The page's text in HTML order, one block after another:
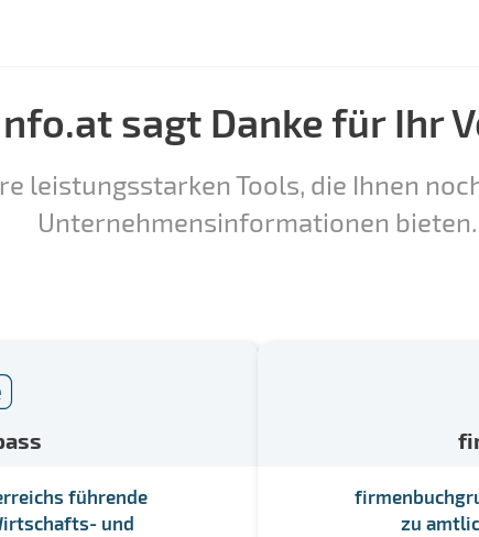
sagt Danke für Ihr
leistungsstarken Tools, die Ihnen
Unternehmensinformationen bieten.
führende
und
zu